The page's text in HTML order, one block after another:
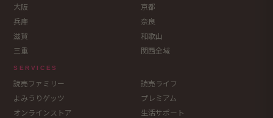
大阪
京都
兵庫
奈良
滋賀
和歌山
三重
関西全域
SERVICES
読売ファミリー
読売ライフ
よみうりゲッツ
プレミアム
オンラインストア
生活サポート